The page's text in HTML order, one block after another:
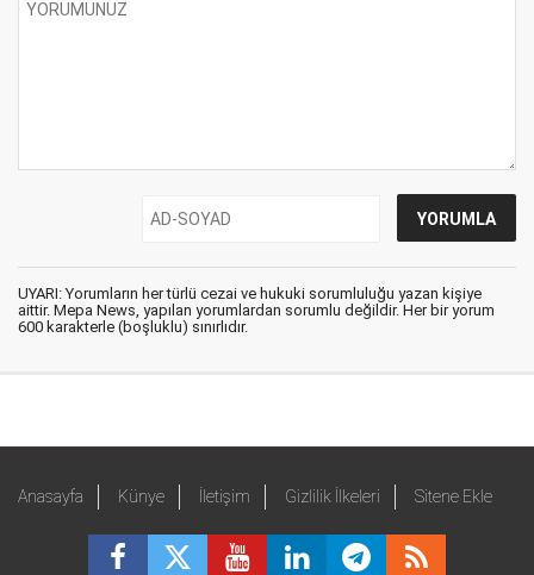
UYARI: Yorumların her türlü cezai ve hukuki sorumluluğu yazan kişiye
aittir. Mepa News, yapılan yorumlardan sorumlu değildir. Her bir yorum
600 karakterle (boşluklu) sınırlıdır.
Anasayfa Künye İletişim Gizlilik İlkeleri Sitene Ekle